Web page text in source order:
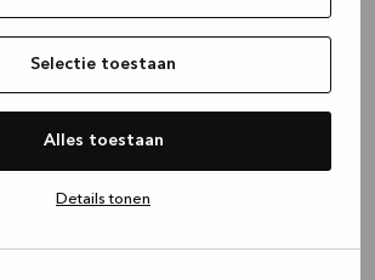
Selectie toestaan
Alles toestaan
Details tonen
information).